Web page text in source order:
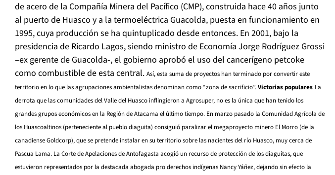
de acero de la Compañía Minera del Pacífico (CMP), construida hace 40 años junto
al puerto de Huasco y a la termoeléctrica Guacolda, puesta en funcionamiento en
1995, cuya producción se ha quintuplicado desde entonces. En 2001, bajo la
presidencia de Ricardo Lagos, siendo ministro de Economía Jorge Rodríguez Grossi
–ex gerente de Guacolda-, el gobierno aprobó el uso del cancerígeno petcoke
como combustible de esta central. Así, esta suma de proyectos han terminado por convertir este
territorio en lo que las agrupaciones ambientalistas denominan como “zona de sacrificio”.Victorias populares La
derrota que las comunidades del Valle del Huasco inflingieron a Agrosuper, no es la única que han tenido los
grandes grupos económicos en la Región de Atacama el último tiempo. En marzo pasado la Comunidad Agrícola de
los Huascoaltinos (perteneciente al pueblo diaguita) consiguió paralizar el megaproyecto minero El Morro (de la
canadiense Goldcorp), que se pretende instalar en su territorio sobre las nacientes del río Huasco, muy cerca de
Pascua Lama. La Corte de Apelaciones de Antofagasta acogió un recurso de protección de los diaguitas, que
estuvieron representados por la destacada abogada pro derechos indígenas Nancy Yáñez, dejando sin efecto la